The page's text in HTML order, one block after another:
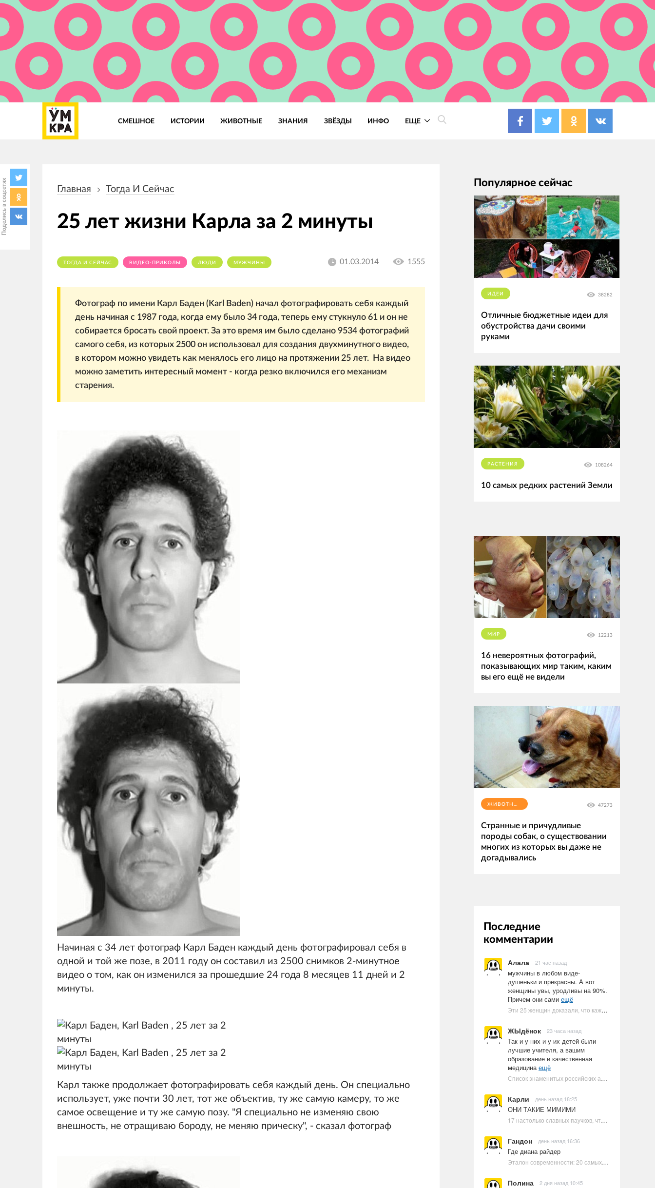
СМЕШНОЕ ИСТОРИИ ЖИВОТНЫЕ ЗНАНИЯ ЗВЁЗДЫ ИНФО ЕЩЕ
Поделись в соцсетях навигации
Главная Тогда И Сейчас
25 лет жизни Карла за 2 минуты
ТОГДА И СЕЙЧАС ВИДЕО-ПРИКОЛЫ ЛЮДИ МУЖЧИНЫ 01.03.2014 1555
Фотограф по имени Карл Баден (Karl Baden) начал фотографировать себя каждый
день начиная с 1987 года, когда ему было 34 года, теперь ему стукнуло 61 и он не
собирается бросать свой проект. За это время им было сделано 9534 фотографий
самого себя, из которых 2500 он использовал для создания двухминутного видео,
в котором можно увидеть как менялось его лицо на протяжении 25 лет. На видео
можно заметить интересный момент - когда резко включился его механизм
старения.
Начиная с 34 лет фотограф Карл Баден каждый день фотографировал себя в
одной и той же позе, в 2011 году он составил из 2500 снимков 2-минутное
видео о том, как он изменился за прошедшие 24 года 8 месяцев 11 дней и 2
минуты.
Карл также продолжает фотографировать себя каждый день. Он специально
использует, уже почти 30 лет, тот же объектив, ту же самую камеру, то же
самое освещение и ту же самую позу. "Я специально не изменяю свою
внешность, не отращиваю бороду, не меняю прическу", - сказал фотограф
Популярное сейчас
ИДЕИ 38282
Отличные бюджетные идеи для
обустройства дачи своими
руками
РАСТЕНИЯ 108264
10 самых редких растений Земли
МИР 12213
16 невероятных фотографий,
показывающих мир таким, каким
вы его ещё не видели
ЖИВОТНЫЕ 47273
Странные и причудливые
породы собак, о существовании
многих из которых вы даже не
догадывались
Последние
комментарии
Алала 21 час назад
мужчины в любом виде-
душеньки и прекрасны. А вот
женщины увы, уродливы на 90%.
Причем они сами ещё
Эти 25 женщин доказали, что каждое тело имеет право быть в бикини
ЖЫдёнок 23 часа назад
Так и у них и у их детей были
лучшие учителя, а вашим
образование и качественная
медицинаещё
Список знаменитых российских артистов-евреев | Ультрамарин
Карли день назад 18:25
ОНИ ТАКИЕ МИМИМИ
17 настолько славных паучков, что даже у арахнофобов появится желание их погладить
Гандон день назад 16:36
Где диана райдер
Эталон современности: 20 самых красивых и привлекательных актрис Голливуда, по мнению Google | Ультрамарин
Полина 2 дня назад 10:45